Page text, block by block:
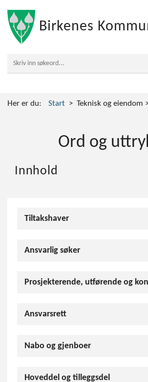
Birkenes
Her er du: Start Teknisk og eiendom
Ord og
Innhold
Tiltakshaver
Ansvarlig søker
Prosjekterende, utførende og
Ansvarsrett
Nabo og gjenboer
Hoveddel og tilleggsdel